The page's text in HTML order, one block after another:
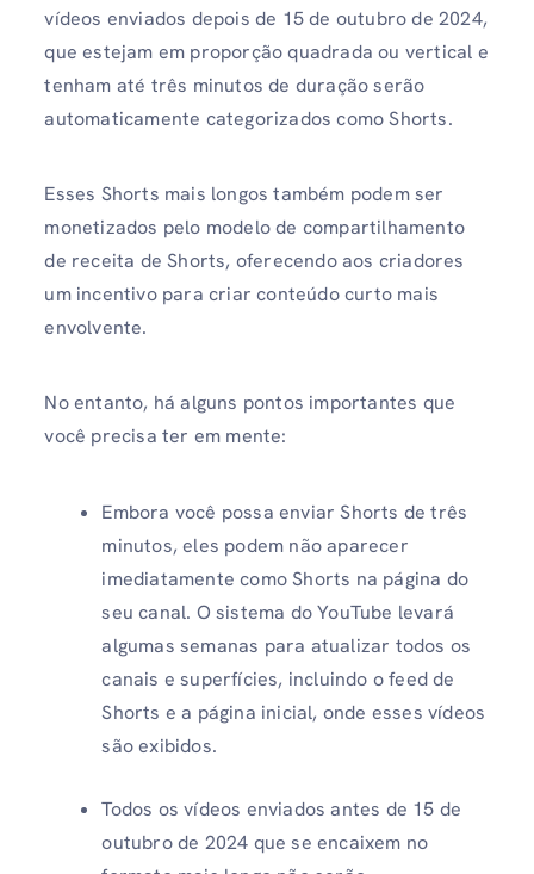
vídeos enviados depois de 15 de outubro de 2024,
que estejam em proporção quadrada ou vertical e
tenham até três minutos de duração serão
automaticamente categorizados como Shorts.
Esses Shorts mais longos também podem ser
monetizados pelo modelo de compartilhamento
de receita de Shorts, oferecendo aos criadores
um incentivo para criar conteúdo curto mais
envolvente.
No entanto, há alguns pontos importantes que
você precisa ter em mente:
Embora você possa enviar Shorts de três
minutos, eles podem não aparecer
imediatamente como Shorts na página do
seu canal. O sistema do YouTube levará
algumas semanas para atualizar todos os
canais e superfícies, incluindo o feed de
Shorts e a página inicial, onde esses vídeos
são exibidos.
Todos os vídeos enviados antes de 15 de
outubro de 2024 que se encaixem no